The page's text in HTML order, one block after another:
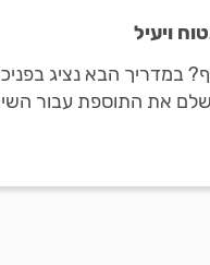
ויעיל
במדריך הבא נציג
את התוספת עבור